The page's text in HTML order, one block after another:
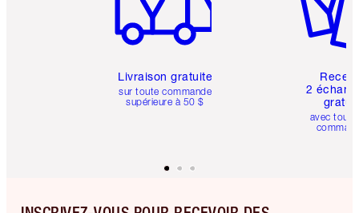
Livraison gratuite
sur toute commande
supérieure à 50 $
2
avec